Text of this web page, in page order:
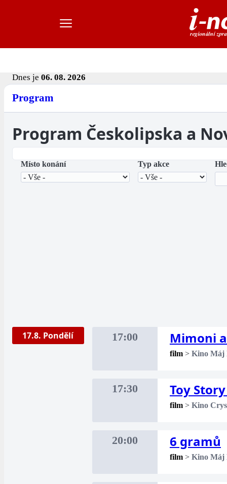
Dnes je 06. 08. 2026
Program
Program Českolipska a
Místo konání Typ akce
17.8. Pondělí 17:00 Mimoni
film > Kino Máj
17:30 Toy
film > Kino
20:00 6 gramů
film > Kino Máj